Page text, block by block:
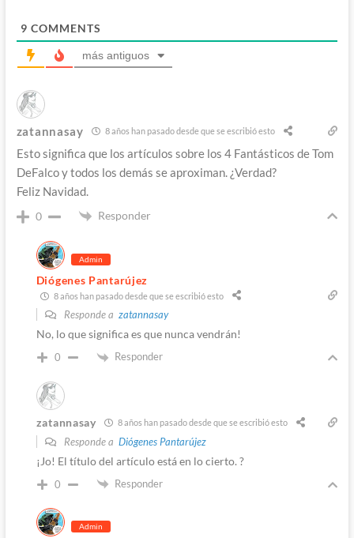
9 COMMENTS
más antiguos
zatannasay 8 años han pasado desde que se escribió esto
Esto significa que los artículos sobre los 4 Fantásticos de Tom
DeFalco y todos los demás se aproximan. ¿Verdad?
Feliz Navidad.
0 Responder
Admin
Diógenes Pantarújez
8 años han pasado desde que se escribió esto
Responde a zatannasay
No, lo que significa es que nunca vendrán!
0 Responder
zatannasay 8 años han pasado desde que se escribió esto
Responde a Diógenes Pantarújez
¡Jo! El título del artículo está en lo cierto. ?
0 Responder
Admin